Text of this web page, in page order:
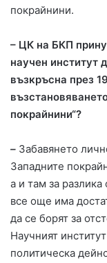
покрайнини.
– ЦК на БКП
научен институт
възкръсна през
покрайнини“?
– Забавянето
Западните
а и там за
все още има
да се борят за
Научният
политическа